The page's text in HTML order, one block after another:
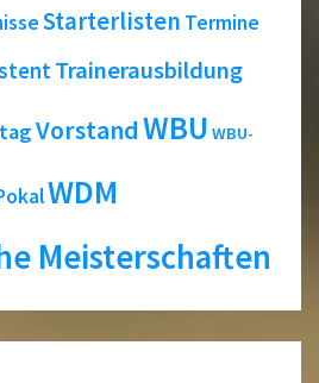
Starterlisten Termine
Trainerausbildung
VorstandWBU WBU-
WDM
Meisterschaften